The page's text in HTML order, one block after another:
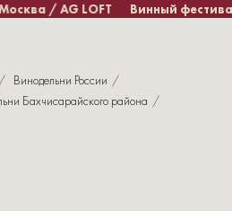
/ AG LOFT Винный
/ Винодельни России /
Бахчисарайского района /